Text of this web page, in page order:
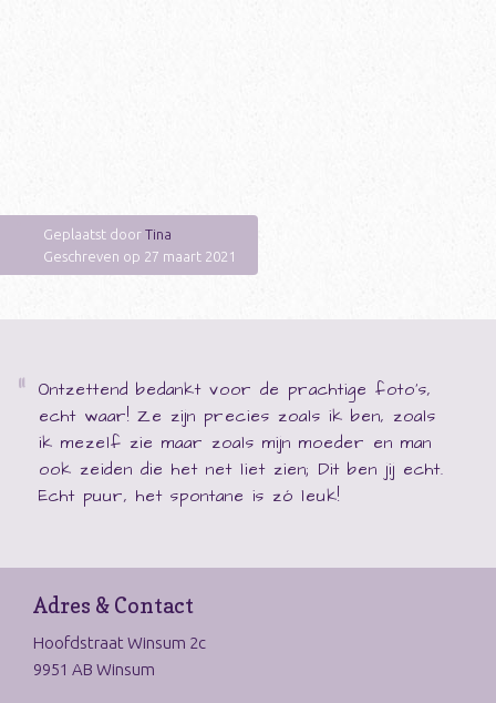
Geplaatst door Tina
Geschreven op 27 maart 2021
Ontzettend bedankt voor de prachtige foto's,
echt waar! Ze zijn precies zoals ik ben, zoals
ik mezelf zie maar zoals mijn moeder en man
ook zeiden die het net liet zien; Dit ben jij echt.
Echt puur, het spontane is zó leuk!
Adres & Contact
Hoofdstraat Winsum 2c
9951 AB Winsum